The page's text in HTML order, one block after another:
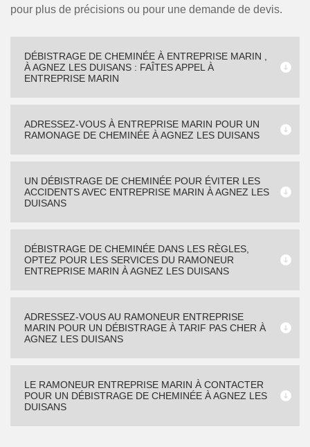
pour plus de précisions ou pour une demande de devis.
DÉBISTRAGE DE CHEMINÉE À ENTREPRISE MARIN ,
À AGNEZ LES DUISANS : FAÎTES APPEL À
ENTREPRISE MARIN
ADRESSEZ-VOUS À ENTREPRISE MARIN POUR UN
RAMONAGE DE CHEMINÉE À AGNEZ LES DUISANS
UN DÉBISTRAGE DE CHEMINÉE POUR ÉVITER LES
ACCIDENTS AVEC ENTREPRISE MARIN À AGNEZ LES
DUISANS
DÉBISTRAGE DE CHEMINÉE DANS LES RÈGLES,
OPTEZ POUR LES SERVICES DU RAMONEUR
ENTREPRISE MARIN À AGNEZ LES DUISANS
ADRESSEZ-VOUS AU RAMONEUR ENTREPRISE
MARIN POUR UN DÉBISTRAGE À TARIF PAS CHER À
AGNEZ LES DUISANS
LE RAMONEUR ENTREPRISE MARIN À CONTACTER
POUR UN DÉBISTRAGE DE CHEMINÉE À AGNEZ LES
DUISANS